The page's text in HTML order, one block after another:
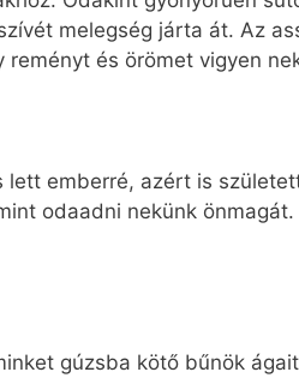
melegség járta át. Az
és örömet vigyen
emberré, azért is
odaadni nekünk
gúzsba kötő bűnök